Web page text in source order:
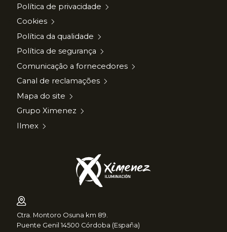
Política de privacidade
Cookies
Política da qualidade
Política de segurança
Comunicação a fornecedores
Canal de reclamações
Mapa do site
Grupo Ximenez
Ilmex
Ctra. Montoro Osuna km 89.
Puente Genil 14500 Córdoba (España)